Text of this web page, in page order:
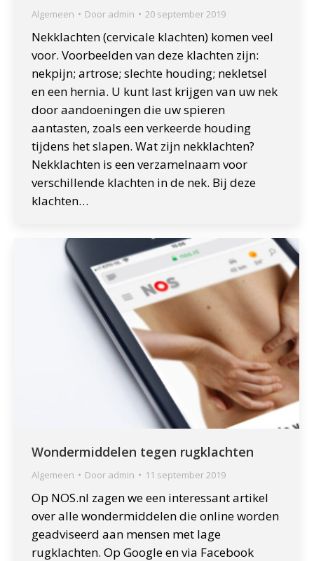
Algemeen Door admin 20 september 2019
Nekklachten (cervicale klachten) komen veel
voor. Voorbeelden van deze klachten zijn:
nekpijn; artrose; slechte houding; nekletsel
en een hernia. U kunt last krijgen van uw nek
door aandoeningen die uw spieren
aantasten, zoals een verkeerde houding
tijdens het slapen. Wat zijn nekklachten?
Nekklachten is een verzamelnaam voor
verschillende klachten in de nek. Bij deze
klachten…
Wondermiddelen tegen rugklachten
Algemeen Door admin 11 september 2019
Op NOS.nl zagen we een interessant artikel
over alle wondermiddelen die online worden
geadviseerd aan mensen met lage
rugklachten. Op Google en via Facebook